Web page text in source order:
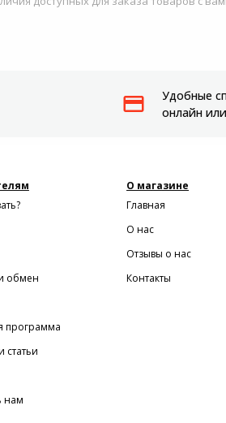
Удобные
онлайн
обмен
программа
статьи
нам
О магазине
Главная
О нас
Отзывы о нас
Контакты